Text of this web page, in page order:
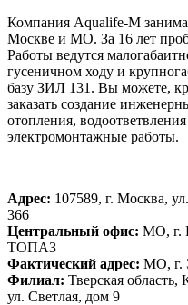
Компания Aqualife-M
Москве и МО. За 16 лет
Работы ведутся
гусеничном ходу и
базу ЗИЛ 131. Вы можете,
заказать создание
отопления,
электромонтажные работы.
Адрес: 107589, г. Москва,
366
Центральный офис: МО, г.
ТОПАЗ
Фактический адрес: МО, г.
Филиал: Тверская
ул. Светлая, дом 9